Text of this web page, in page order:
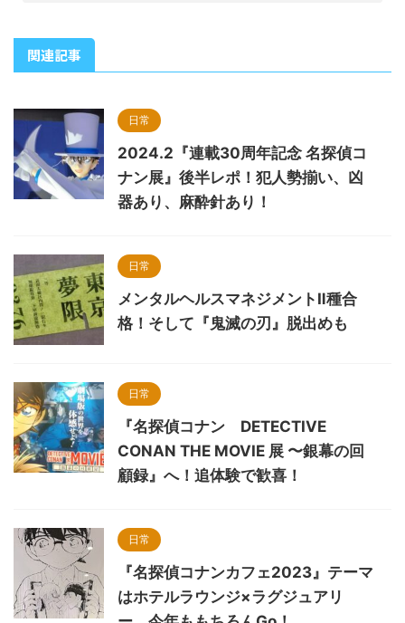
関連記事
日常
2024.2『連載30周年記念 名探偵コ
ナン展』後半レポ！犯人勢揃い、凶
器あり、麻酔針あり！
日常
メンタルヘルスマネジメントⅡ種合
格！そして『鬼滅の刃』脱出めも
日常
『名探偵コナン DETECTIVE
CONAN THE MOVIE 展 〜銀幕の回
顧録』へ！追体験で歓喜！
日常
『名探偵コナンカフェ2023』テーマ
はホテルラウンジ×ラグジュアリ